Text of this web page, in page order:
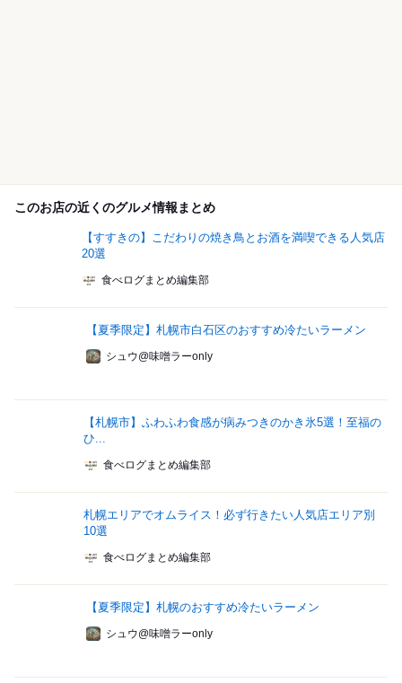
このお店の近くのグルメ情報まとめ
【すすきの】こだわりの焼き鳥とお酒を満喫できる人気店
20選
食べログまとめ編集部
【夏季限定】札幌市白石区のおすすめ冷たいラーメン
シュウ@味噌ラーonly
【札幌市】ふわふわ食感が病みつきのかき氷5選！至福の
ひ...
食べログまとめ編集部
札幌エリアでオムライス！必ず行きたい人気店エリア別
10選
食べログまとめ編集部
【夏季限定】札幌のおすすめ冷たいラーメン
シュウ@味噌ラーonly